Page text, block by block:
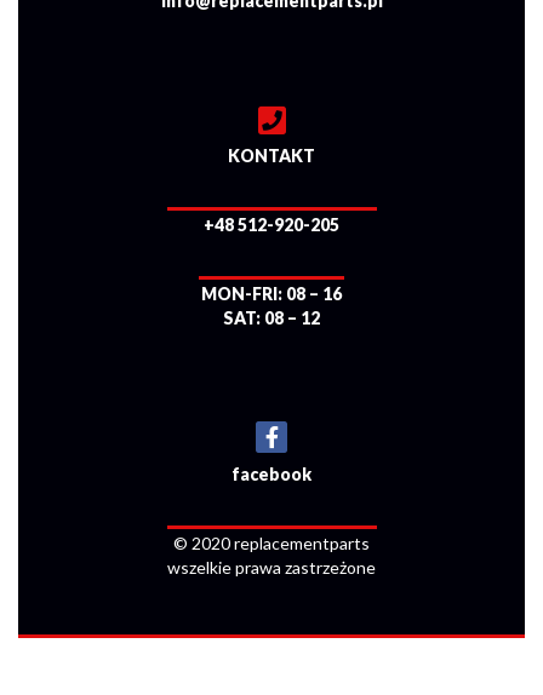
KONTAKT
+48 512-920-205
MON-FRI: 08 – 16
SAT: 08 – 12
facebook
© 2020 replacementparts
wszelkie prawa zastrzeżone